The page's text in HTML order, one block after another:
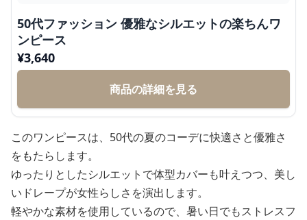
50代ファッション 優雅なシルエットの楽ちんワ
ンピース
¥3,640
商品の詳細を見る
このワンピースは、50代の夏のコーデに快適さと優雅さ
をもたらします。
ゆったりとしたシルエットで体型カバーも叶えつつ、美し
いドレープが女性らしさを演出します。
軽やかな素材を使用しているので、暑い日でもストレスフ